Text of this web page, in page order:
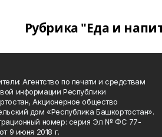
Рубрика "Еда и
Агентство по печати и средствам
информации Республики
Акционерное общество
дом «Республика Башкортостан».
номер: серия Эл № ФС 77-
9 июня 2018 г.